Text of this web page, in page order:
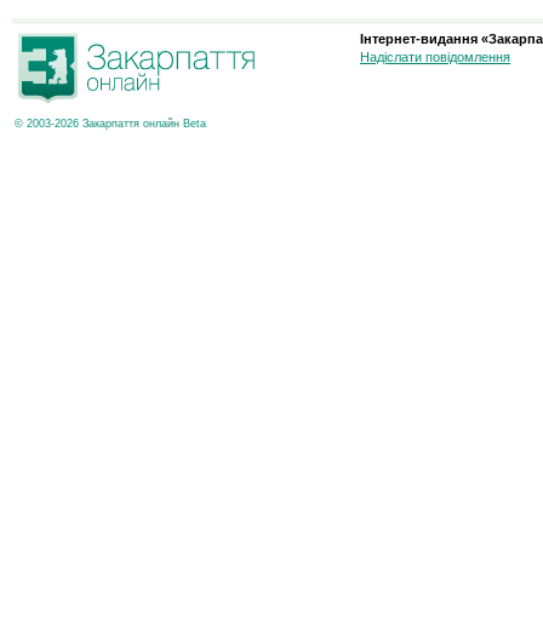
© 2003-2026 Закарпаття онлайн Beta
Інтернет-видання
Надіслати повідомлення